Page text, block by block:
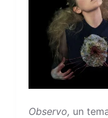
Observo, un